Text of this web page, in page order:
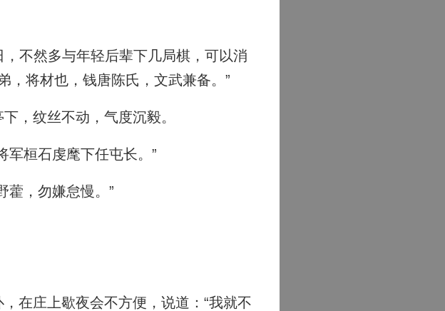
不然多与年轻后辈下几局棋，可以消
，将材也，钱唐陈氏，文武兼备。”
，纹丝不动，气度沉毅。
桓石虔麾下任屯长。”
，勿嫌怠慢。”
在庄上歇夜会不方便，说道：“我就不